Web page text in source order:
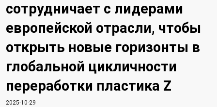
сотрудничает с лидерами
европейской отрасли, чтобы
открыть новые горизонты в
глобальной цикличности
переработки пластика Z
2025-10-29